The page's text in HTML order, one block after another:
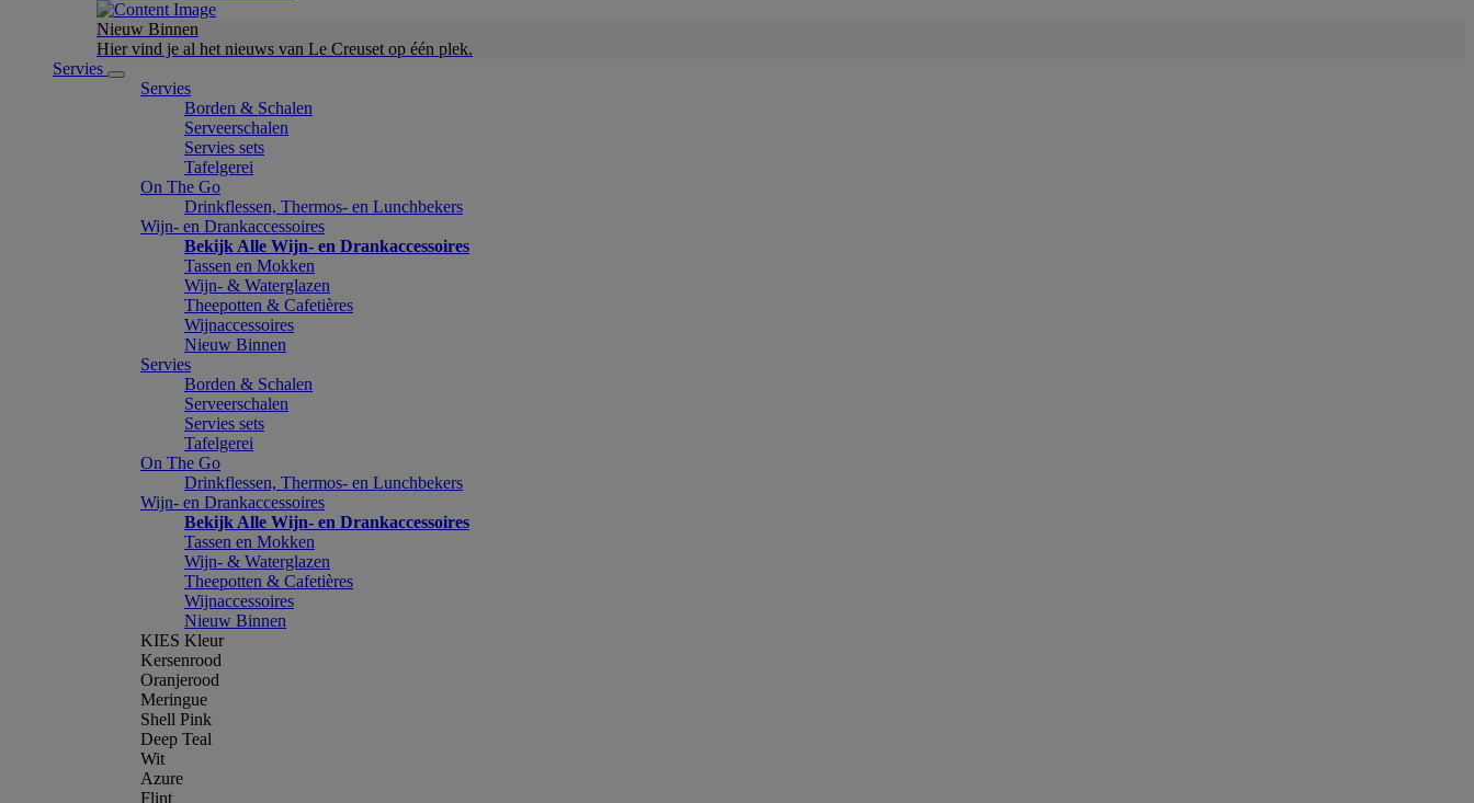
Nieuw Binnen
Hier vind je al het nieuws van Le Creuset op één plek.
Servies
Servies
Borden & Schalen
Serveerschalen
Servies sets
Tafelgerei
On The Go
Drinkflessen, Thermos- en Lunchbekers
Wijn- en Drankaccessoires
Bekijk Alle Wijn- en Drankaccessoires
Tassen en Mokken
Wijn- & Waterglazen
Theepotten & Cafetières
Wijnaccessoires
Nieuw Binnen
Servies
Borden & Schalen
Serveerschalen
Servies sets
Tafelgerei
On The Go
Drinkflessen, Thermos- en Lunchbekers
Wijn- en Drankaccessoires
Bekijk Alle Wijn- en Drankaccessoires
Tassen en Mokken
Wijn- & Waterglazen
Theepotten & Cafetières
Wijnaccessoires
Nieuw Binnen
KIES Kleur
Kersenrood
Oranjerood
Meringue
Shell Pink
Deep Teal
Wit
Azure
Flint